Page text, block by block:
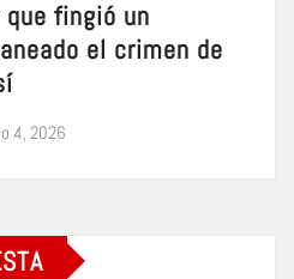
que fingió un
el crimen de
4, 2026